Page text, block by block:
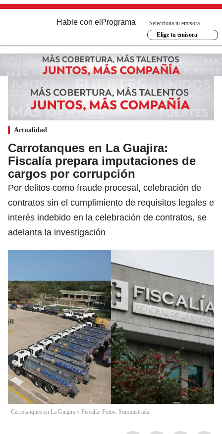
Hable con el Programa
Selecciona tu emisora
Elige tu emisora
Actualidad
Carrotanques en La Guajira:
Fiscalía prepara imputaciones de
cargos por corrupción
Por delitos como fraude procesal, celebración de
contratos sin el cumplimiento de requisitos legales e
interés indebido en la celebración de contratos, se
adelanta la investigación
Carrotanques en La Guajira y Fiscalía. Fotos: Suministrada.